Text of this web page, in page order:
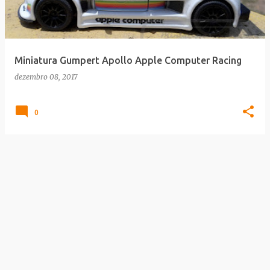
a
Miniatura Gumpert Apollo Apple Computer Racing
dezembro 08, 2017
0